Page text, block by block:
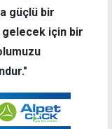
güçlü bir
için bir